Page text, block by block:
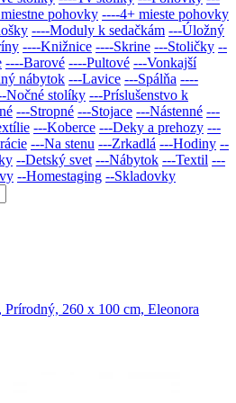
pohovky ----4+ mieste pohovky
----Moduly k sedačkám ---Úložný
----Knižnice ----Skrine ---Stoličky --
----Barové ----Pultové ---Vonkajší
nábytok ---Lavice ---Spálňa ----
Nočné stolíky ---Príslušenstvo k
---Stropné ---Stojace ---Nástenné ---
---Koberce ---Deky a prehozy ---
---Na stenu ---Zrkadlá ---Hodiny --
--Detský svet ---Nábytok ---Textil ---
--Homestaging --Skladovky
Prírodný, 260 x 100 cm, Eleonora